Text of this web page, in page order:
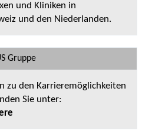
und Kliniken in
und den Niederlanden.
Gruppe
zu den Karrieremöglichkeiten
Sie unter: